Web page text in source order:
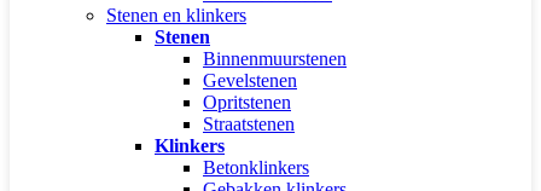
Stenen en klinkers
Stenen
Binnenmuurstenen
Gevelstenen
Opritstenen
Straatstenen
Klinkers
Betonklinkers